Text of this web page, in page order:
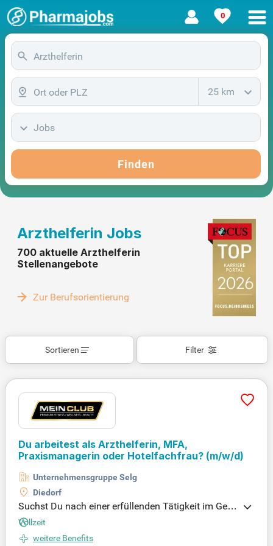
0
25 km
Jobs
Finden
Arzthelferin Jobs
700 aktuelle Arzthelferin
Stellenangebote
Zur Berufsorientierung
Filter
Sortieren
Du arbeitest als Arzthelferin, MFA,
Praxismanagerin oder Hotelfachfrau? (m/w/d)
Unternehmensgruppe Selg
Diedorf
Suchst Du nach einer erfüllenden Tätigkeit im Ges
undheitsbereich? Das ZEITINSEL ReBalance Institu
t Augsburg sucht eine empathische Arzthelferin od
Vollzeit
weitere Benefits